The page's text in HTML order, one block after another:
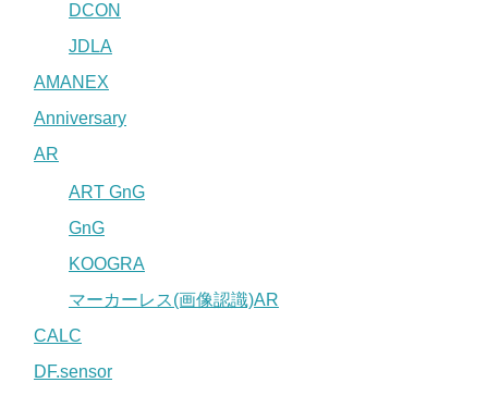
DCON
JDLA
AMANEX
Anniversary
AR
ART GnG
GnG
KOOGRA
マーカーレス(画像認識)AR
CALC
DF.sensor